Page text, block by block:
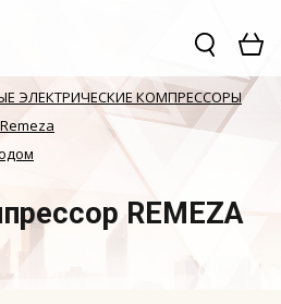
ЭЛЕКТРИЧЕСКИЕ КОМПРЕССОРЫ
Remeza
REMEZA